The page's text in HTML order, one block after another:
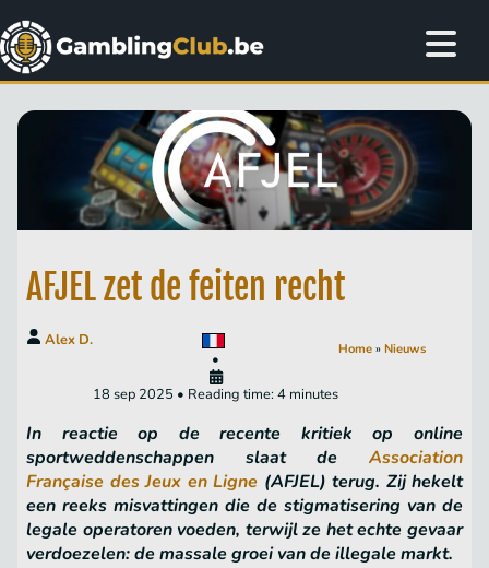
AFJEL zet de feiten recht
Alex D.
•
18 sep 2025 • Reading time: 4 minutes
Home » Nieuws
In reactie op de recente kritiek op online
sportweddenschappen slaat de Association
Française des Jeux en Ligne (AFJEL) terug. Zij hekelt
een reeks misvattingen die de stigmatisering van de
legale operatoren voeden, terwijl ze het echte gevaar
verdoezelen: de massale groei van de illegale markt.